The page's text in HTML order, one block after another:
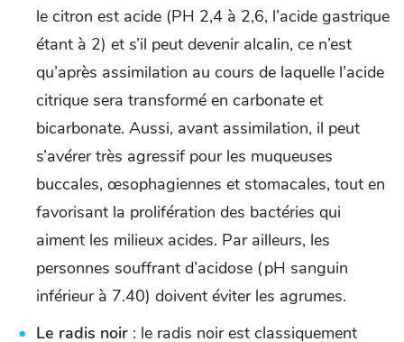
le citron est acide (PH 2,4 à 2,6, l’acide gastrique
étant à 2) et s’il peut devenir alcalin, ce n’est
qu’après assimilation au cours de laquelle l’acide
citrique sera transformé en carbonate et
bicarbonate. Aussi, avant assimilation, il peut
s’avérer très agressif pour les muqueuses
buccales, œsophagiennes et stomacales, tout en
favorisant la prolifération des bactéries qui
aiment les milieux acides. Par ailleurs, les
personnes souffrant d’acidose (pH sanguin
inférieur à 7.40) doivent éviter les agrumes.
Le radis noir : le radis noir est classiquement